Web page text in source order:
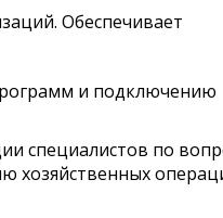
Обеспечивает
и подключению
специалистов по
хозяйственных